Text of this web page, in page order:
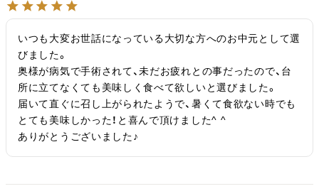
いつも大変お世話になっている大切な方へのお中元として選
びました。
奥様が病気で手術されて、未だお疲れとの事だったので、台
所に立てなくても美味しく食べて欲しいと選びました。
届いて直ぐに召し上がられたようで、暑くて食欲ない時でも
とても美味しかった！と喜んで頂けました^ ^
ありがとうございました♪